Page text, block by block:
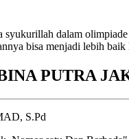
dalam
bisa menjadi lebih
PUTRA